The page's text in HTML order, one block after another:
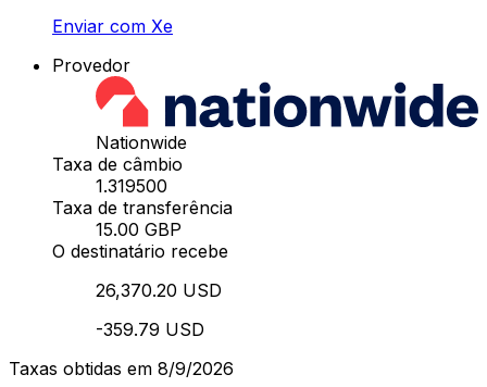
Enviar com Xe
Provedor
Nationwide
Taxa de câmbio
1.319500
Taxa de transferência
15.00 GBP
O destinatário recebe
26,370.20 USD
-359.79 USD
Taxas obtidas em 8/9/2026